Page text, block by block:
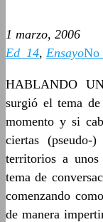
1 marzo, 2006
Ed_14, EnsayoNo
HABLANDO
surgió el tema
momento y si
ciertas (pseudo-
territorios a
tema de
comenzando
de manera